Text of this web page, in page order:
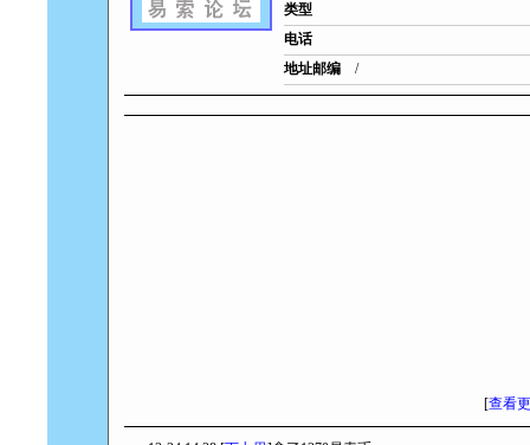
类型
电话
地址邮编
/
[查看